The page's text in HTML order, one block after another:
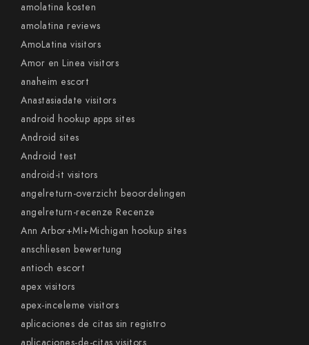
amolatina kosten
amolatina reviews
AmoLatina visitors
Amor en Linea visitors
anaheim escort
Anastasiadate visitors
android hookup apps sites
Android sites
Android test
android-it visitors
angelreturn-overzicht beoordelingen
angelreturn-recenze Recenze
Ann Arbor+MI+Michigan hookup sites
anschliesen bewertung
antioch escort
apex visitors
apex-inceleme visitors
aplicaciones de citas sin registro